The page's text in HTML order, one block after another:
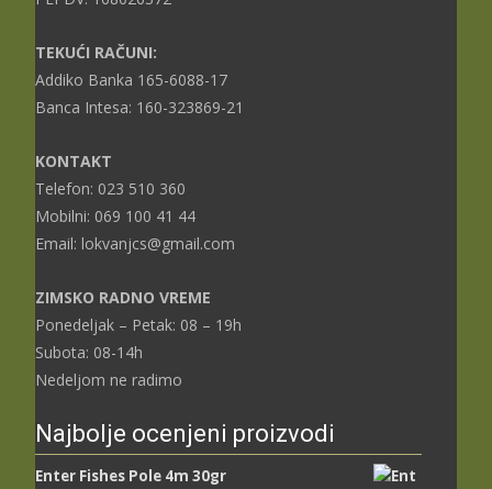
TEKUĆI RAČUNI:
Addiko Banka 165-6088-17
Banca Intesa: 160-323869-21
KONTAKT
Telefon: 023 510 360
Mobilni: 069 100 41 44
Email: lokvanjcs@gmail.com
ZIMSKO RADNO VREME
Ponedeljak – Petak: 08 – 19h
Subota: 08-14h
Nedeljom ne radimo
Najbolje ocenjeni proizvodi
Enter Fishes Pole 4m 30gr